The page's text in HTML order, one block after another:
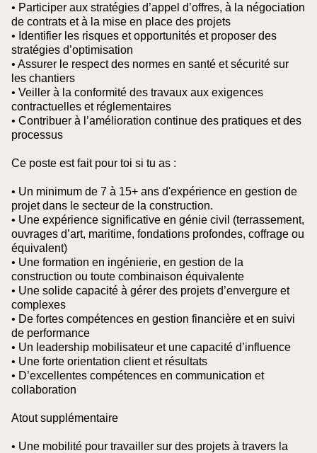
• Participer aux stratégies d’appel d’offres, à la négociation
de contrats et à la mise en place des projets
• Identifier les risques et opportunités et proposer des
stratégies d’optimisation
• Assurer le respect des normes en santé et sécurité sur
les chantiers
• Veiller à la conformité des travaux aux exigences
contractuelles et réglementaires
• Contribuer à l’amélioration continue des pratiques et des
processus
Ce poste est fait pour toi si tu as :
• Un minimum de 7 à 15+ ans d'expérience en gestion de
projet dans le secteur de la construction.
• Une expérience significative en génie civil (terrassement,
ouvrages d’art, maritime, fondations profondes, coffrage ou
équivalent)
• Une formation en ingénierie, en gestion de la
construction ou toute combinaison équivalente
• Une solide capacité à gérer des projets d’envergure et
complexes
• De fortes compétences en gestion financière et en suivi
de performance
• Un leadership mobilisateur et une capacité d’influence
• Une forte orientation client et résultats
• D’excellentes compétences en communication et
collaboration
Atout supplémentaire
• Une mobilité pour travailler sur des projets à travers la